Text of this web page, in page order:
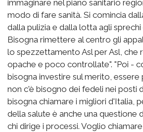
immaginare nel piano sanitario
modo di fare sanità. Si comincia
dalla pulizia e dalla lotta agli
Bisogna rimettere al centro gli
lo spezzettamento Asl per Asl, che
opache e poco controllate". "Poi -
bisogna investire sul merito, essere
non c'è bisogno dei fedeli nei posti
bisogna chiamare i migliori d'Italia,
della salute è anche una questione
chi dirige i processi. Voglio